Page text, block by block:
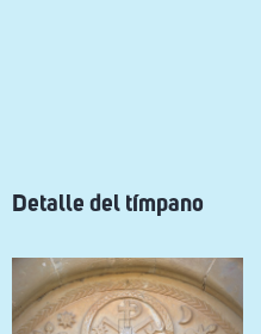
Detalle del tímpano